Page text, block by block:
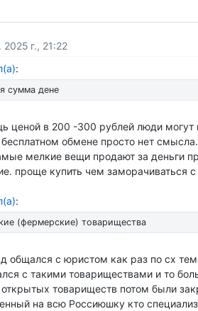
г., 21:22
:
сумма дене
ценой в 200 -300 рублей люди могут
обмене просто нет смысла.
мелкие вещи продают за деньги
проще купить чем заморачиваться
:
(фермерские) товарищества
общался с юристом как раз по сх
с такими товариществами и то
товариществ потом были
на всю Россиюшку кто